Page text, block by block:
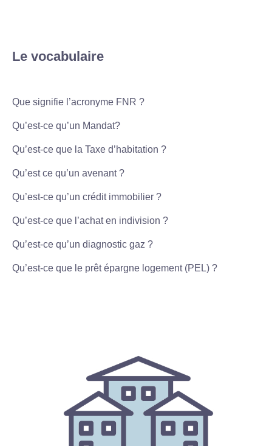
Le vocabulaire
Que signifie l’acronyme FNR ?
Qu’est-ce qu’un Mandat?
Qu’est-ce que la Taxe d’habitation ?
Qu’est ce qu’un avenant ?
Qu’est-ce qu’un crédit immobilier ?
Qu’est-ce que l’achat en indivision ?
Qu’est-ce qu’un diagnostic gaz ?
Qu’est-ce que le prêt épargne logement (PEL) ?